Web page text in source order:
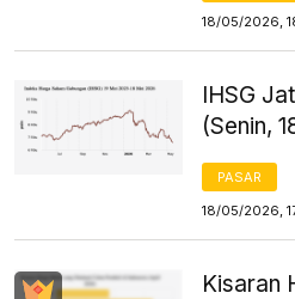
18/05/2026,
IHSG
(Senin,
PASAR
18/05/2026,
Kisaran